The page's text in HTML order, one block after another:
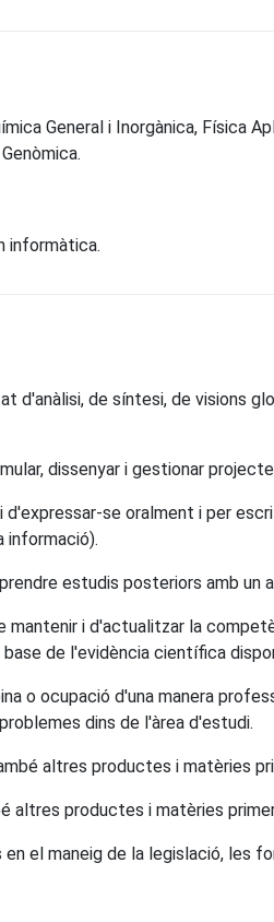
General i Inorgànica, Física
informàtica.
d'anàlisi, de síntesi, de visions
dissenyar i gestionar
se oralment i per
informació).
estudis posteriors amb un
i d'actualitzar la
de l'evidència científica
o ocupació d'una manera
dins de l'àrea d'estudi.
altres productes i matèries
altres productes i matèries
el maneig de la legislació, les